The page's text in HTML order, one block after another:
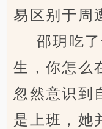
易区别于周
邵玥吃了
生，你怎么
忽然意识到
是上班，她